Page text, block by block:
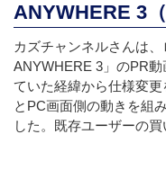
ANYWHERE 3
カズチャンネルさんは
ANYWHERE 3」のPR
ていた経緯から仕様変
とPC画面側の動きを組
した。既存ユーザーの